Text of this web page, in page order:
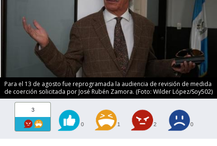
Para el 13 de agosto fue reprogramada la audiencia de revisión de medida
de coerción solicitada por José Rubén Zamora. (Foto: Wilder López/Soy502)
3
0 1 2 0